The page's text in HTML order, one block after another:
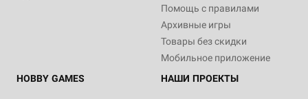
Помощь с правилами
Архивные игры
Товары без скидки
Мобильное приложение
HOBBY GAMES
НАШИ ПРОЕКТЫ